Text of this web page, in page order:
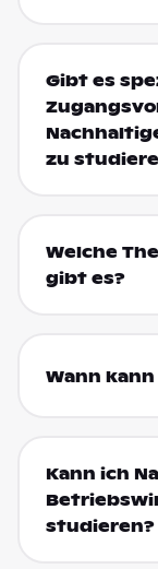
Gibt es
zu
Welche
gibt es?
Wann
Kann ich
studieren?